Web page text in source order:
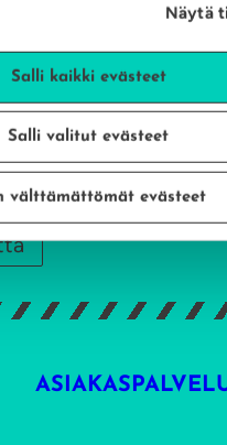
Näytä
Salli kaikki evästeet
Salli valitut evästeet
välttämättömät evästeet